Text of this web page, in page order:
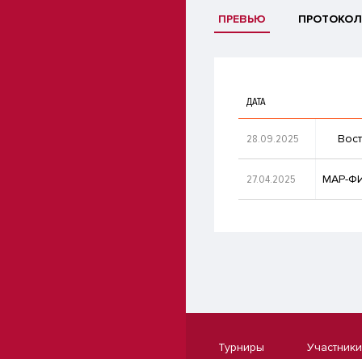
ПРЕВЬЮ ПРОТОКОЛ
ДАТА
28.09.2025
27.04.2025 МАР-
Турниры Участники